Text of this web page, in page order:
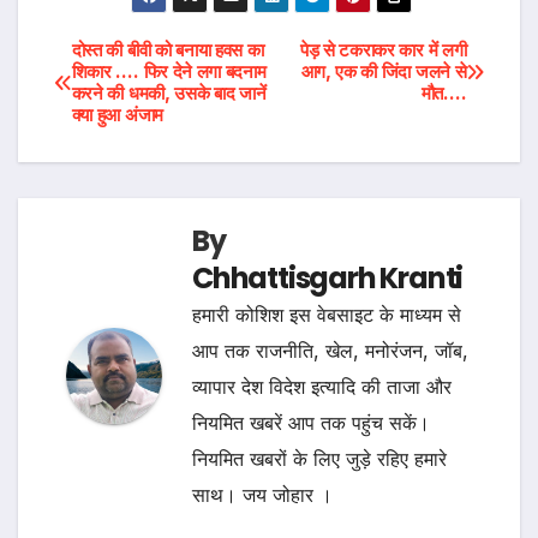
Post
navigation
पेड़ से टकराकर कार में लगी
आग, एक की जिंदा जलने से
मौत….
दोस्त की बीवी को बनाया हवस का
शिकार …. फिर देने लगा बदनाम
करने की धमकी, उसके बाद जानें
क्या हुआ अंजाम
By
Chhattisgarh Kranti
हमारी कोशिश इस वेबसाइट के माध्यम से
आप तक राजनीति, खेल, मनोरंजन, जॉब,
व्यापार देश विदेश इत्यादि की ताजा और
नियमित खबरें आप तक पहुंच सकें।
नियमित खबरों के लिए जुड़े रहिए हमारे
साथ। जय जोहार ।